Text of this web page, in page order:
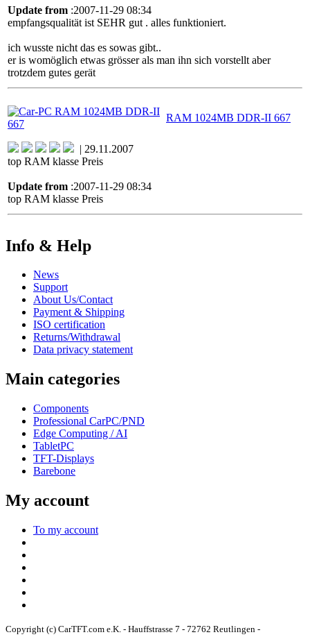
Update from :2007-11-29 08:34
empfangsqualität ist SEHR gut . alles funktioniert.
ich wusste nicht das es sowas gibt..
er is womöglich etwas grösser als man ihn sich vorstellt aber
trotzdem gutes gerät
RAM 1024MB DDR-II 667
| 29.11.2007
top RAM klasse Preis
Update from :2007-11-29 08:34
top RAM klasse Preis
Info & Help
News
Support
About Us/Contact
Payment & Shipping
ISO certification
Returns/Withdrawal
Data privacy statement
Main categories
Components
Professional CarPC/PND
Edge Computing / AI
TabletPC
TFT-Displays
Barebone
My account
To my account
Copyright (c) CarTFT.com e.K. - Hauffstrasse 7 - 72762 Reutlingen -